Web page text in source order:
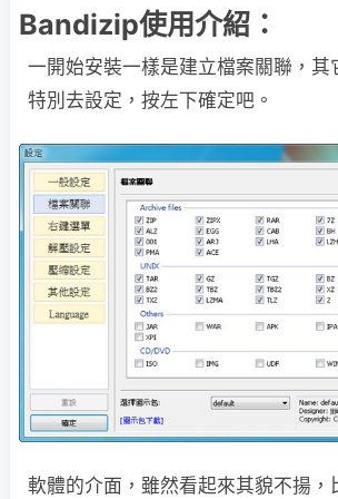
Bandizip使用介紹：
一開始安裝一樣是建立檔案關聯，其
特別去設定，按左下確定吧。
軟體的介面，雖然看起來其貌不揚，